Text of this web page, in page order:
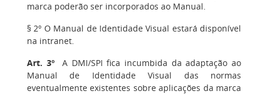
marca poderão ser incorporados ao Manual.
§ 2º O Manual de Identidade Visual estará disponível
na intranet.
Art. 3ºA DMI/SPI fica incumbida da adaptação ao
Manual de Identidade Visual das normas
eventualmente existentes sobre aplicações da marca